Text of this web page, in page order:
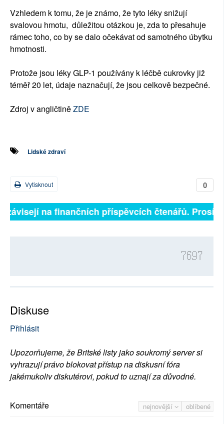
Vzhledem k tomu, že je známo, že tyto léky snižují
svalovou hmotu, důležitou otázkou je, zda to přesahuje
rámec toho, co by se dalo očekávat od samotného úbytku
hmotnosti.
Protože jsou léky GLP-1 používány k léčbě cukrovky již
téměř 20 let, údaje naznačují, že jsou celkově bezpečné.
Zdroj v angličtiněZDE
Lidské zdraví
0
Vytisknout
na finančních příspěvcích čtenářů.
7697
Diskuse
Přihlásit
Upozorňujeme, že Britské listy jako soukromý server si
vyhrazují právo blokovat přístup na diskusní fóra
jakémukoliv diskutérovi, pokud to uznají za důvodné.
nejnovější oblíbené
Komentáře